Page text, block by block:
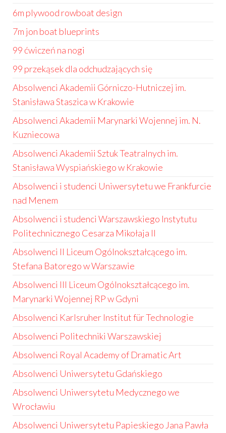
6m plywood rowboat design
7m jon boat blueprints
99 ćwiczeń na nogi
99 przekąsek dla odchudzających się
Absolwenci Akademii Górniczo-Hutniczej im.
Stanisława Staszica w Krakowie
Absolwenci Akademii Marynarki Wojennej im. N.
Kuzniecowa
Absolwenci Akademii Sztuk Teatralnych im.
Stanisława Wyspiańskiego w Krakowie
Absolwenci i studenci Uniwersytetu we Frankfurcie
nad Menem
Absolwenci i studenci Warszawskiego Instytutu
Politechnicznego Cesarza Mikołaja II
Absolwenci II Liceum Ogólnokształcącego im.
Stefana Batorego w Warszawie
Absolwenci III Liceum Ogólnokształcącego im.
Marynarki Wojennej RP w Gdyni
Absolwenci Karlsruher Institut für Technologie
Absolwenci Politechniki Warszawskiej
Absolwenci Royal Academy of Dramatic Art
Absolwenci Uniwersytetu Gdańskiego
Absolwenci Uniwersytetu Medycznego we
Wrocławiu
Absolwenci Uniwersytetu Papieskiego Jana Pawła